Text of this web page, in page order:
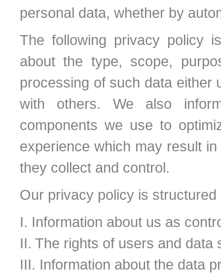
personal data, whether by
The following privacy policy
about the type, scope,
processing of such data either
with others. We also
components we use to
experience which may result
they collect and control.
Our privacy policy is structured
I. Information about us as
II. The rights of users and data
III. Information about the data